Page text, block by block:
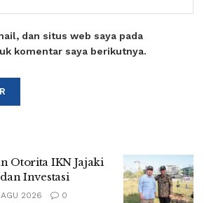
dan situs web saya pada
komentar saya berikutnya.
Otorita IKN Jajaki
Investasi
2026 0